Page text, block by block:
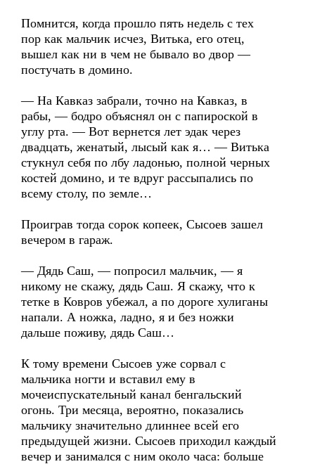
Помнится, когда прошло пять недель с тех
пор как мальчик исчез, Витька, его отец,
вышел как ни в чем не бывало во двор —
постучать в домино.
— На Кавказ забрали, точно на Кавказ, в
рабы, — бодро объяснял он с папироской в
углу рта. — Вот вернется лет эдак через
двадцать, женатый, лысый как я… — Витька
стукнул себя по лбу ладонью, полной черных
костей домино, и те вдруг рассыпались по
всему столу, по земле…
Проиграв тогда сорок копеек, Сысоев зашел
вечером в гараж.
— Дядь Саш, — попросил мальчик, — я
никому не скажу, дядь Саш. Я скажу, что к
тетке в Ковров убежал, а по дороге хулиганы
напали. А ножка, ладно, я и без ножки
дальше поживу, дядь Саш…
К тому времени Сысоев уже сорвал с
мальчика ногти и вставил ему в
мочеиспускательный канал бенгальский
огонь. Три месяца, вероятно, показались
мальчику значительно длиннее всей его
предыдущей жизни. Сысоев приходил каждый
вечер и занимался с ним около часа: больше